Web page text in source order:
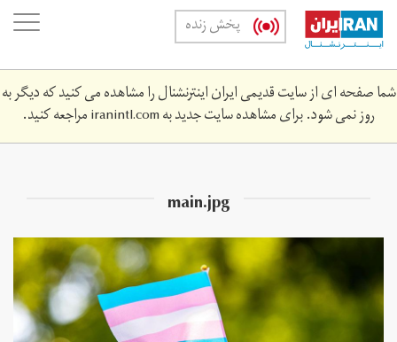
Skip
main
content
پخش زنده
شما صفحه ای از سایت قدیمی ایران اینترنشنال را مشاهده می کنید که دیگر به
روز نمی شود. برای مشاهده سایت جدید بهiranintl.comمراجعه کنید.
main.jpg